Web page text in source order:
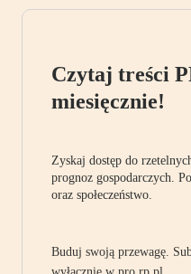
Czytaj treści
miesięcznie!
Zyskaj dostęp do
prognoz gospodarczych.
oraz społeczeństwo.
Buduj swoją przewagę.